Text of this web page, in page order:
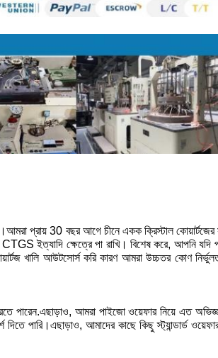
প্রায় 30 বছর আগে চীনে একক ক্রিস্টাল
ইত্যাদি ক্ষেত্রে পা রাখি। বিশেষ করে, আপনি যদি
খালি আউটসোর্স করি কারণ আমরা উচ্চতর কোণ
পারেন.এছাড়াও, আমরা পাইজো ওয়েফার নিয়ে এত
পারি।এছাড়াও, আমাদের কাছে কিছু স্ট্যান্ডার্ড